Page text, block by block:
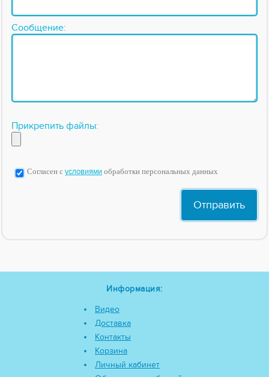
Сообщение:
Прикрепить файлы:
Согласен с условиями обработки персональных данных
Информация:
Видео
Доставка
Контакты
Корзина
Личный кабинет